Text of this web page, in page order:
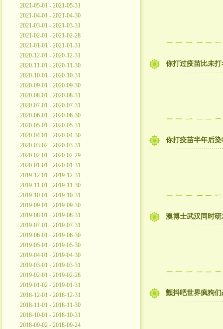
2021-05-01 - 2021-05-31
2021-04-01 - 2021-04-30
2021-03-01 - 2021-03-31
2021-02-01 - 2021-02-28
2021-01-01 - 2021-01-31
2020-12-01 - 2020-12-31
2020-11-01 - 2020-11-30
2020-10-01 - 2020-10-31
2020-09-01 - 2020-09-30
2020-08-01 - 2020-08-31
2020-07-01 - 2020-07-31
2020-06-01 - 2020-06-30
2020-05-01 - 2020-05-31
2020-04-01 - 2020-04-30
2020-03-02 - 2020-03-31
2020-02-01 - 2020-02-29
2020-01-01 - 2020-01-31
2019-12-01 - 2019-12-31
2019-11-01 - 2019-11-30
2019-10-01 - 2019-10-31
2019-09-01 - 2019-09-30
2019-08-01 - 2019-08-31
2019-07-01 - 2019-07-31
2019-06-01 - 2019-06-30
2019-05-01 - 2019-05-30
2019-04-01 - 2019-04-30
2019-03-01 - 2019-03-31
2019-02-01 - 2019-02-28
2019-01-02 - 2019-01-31
2018-12-01 - 2018-12-31
2018-11-01 - 2018-11-30
2018-10-01 - 2018-10-31
2018-09-02 - 2018-09-24
你打过疫苗比未
你打疫苗半年后
澳博士武汉同时
颤抖吧世界疯狗